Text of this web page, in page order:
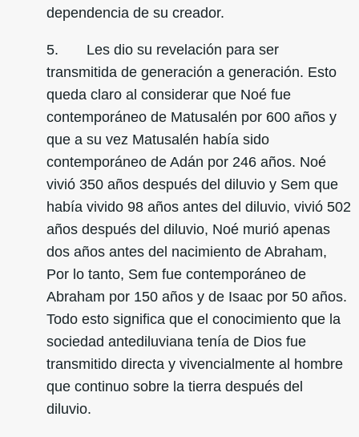
dependencia de su creador.
5. Les dio su revelación para ser
transmitida de generación a generación. Esto
queda claro al considerar que Noé fue
contemporáneo de Matusalén por 600 años y
que a su vez Matusalén había sido
contemporáneo de Adán por 246 años. Noé
vivió 350 años después del diluvio y Sem que
había vivido 98 años antes del diluvio, vivió 502
años después del diluvio, Noé murió apenas
dos años antes del nacimiento de Abraham,
Por lo tanto, Sem fue contemporáneo de
Abraham por 150 años y de Isaac por 50 años.
Todo esto significa que el conocimiento que la
sociedad antediluviana tenía de Dios fue
transmitido directa y vivencialmente al hombre
que continuo sobre la tierra después del
diluvio.